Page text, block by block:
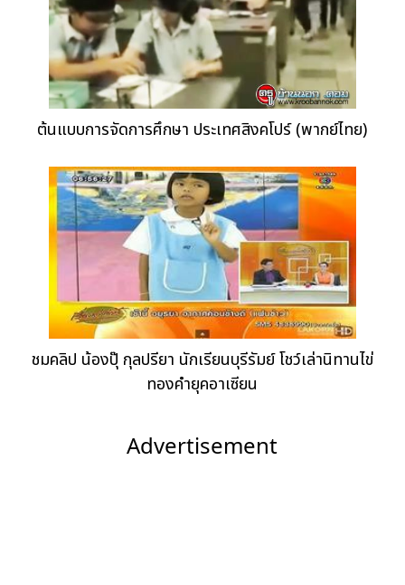
ต้นแบบการจัดการศึกษา ประเทศสิงคโปร์ (พากย์ไทย)
ชมคลิป น้องปุ๊ กุลปรียา นักเรียนบุรีรัมย์ โชว์เล่านิทานไข่
ทองคำยุคอาเซียน
Advertisement